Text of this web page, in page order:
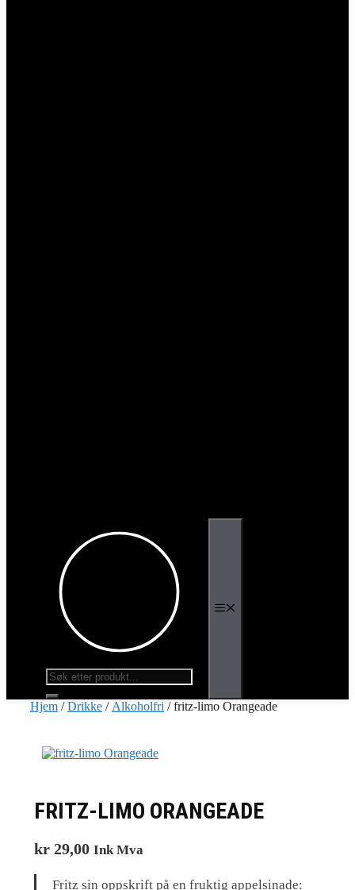
Products
search
Hjem /Drikke / Alkoholfri / fritz-limo Orangeade
FRITZ-LIMO ORANGEADE
kr 29,00 Ink Mva
Fritz sin oppskrift på en fruktig appelsinade: